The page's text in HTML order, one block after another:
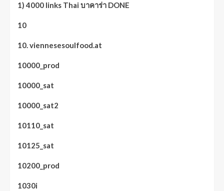
1) 4000 links Thai บาคาร่า DONE
10
10. viennesesoulfood.at
10000_prod
10000_sat
10000_sat2
10110_sat
10125_sat
10200_prod
1030i